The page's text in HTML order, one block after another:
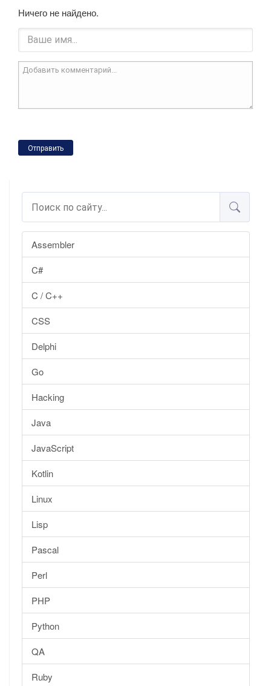
Assembler
C#
C / C++
CSS
Delphi
Go
Hacking
Java
JavaScript
Kotlin
Linux
Lisp
Pascal
Perl
PHP
Python
QA
Ruby
Ничего не найдено.
Отправить